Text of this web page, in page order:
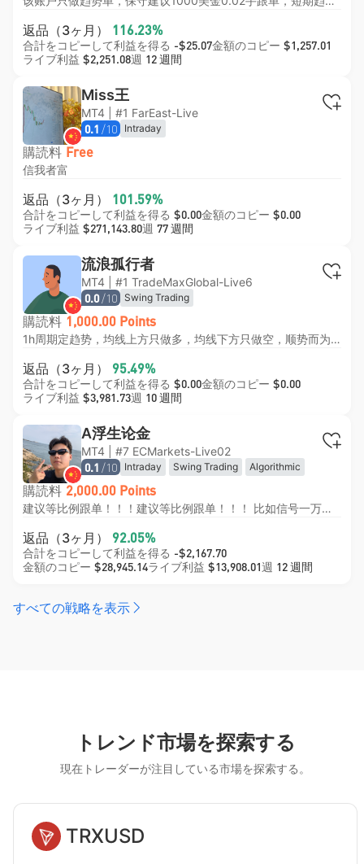
返品（3ヶ月） 116.23%
合計をコピーして利益を得る -$25.07金額のコピー $1,257.01
ライブ利益 $2,251.08週 12 週間
Miss王
MT4 | #1 FarEast-Live
0.1 /10 Intraday
購読料 Free
信我者富
返品（3ヶ月） 101.59%
合計をコピーして利益を得る $0.00金額のコピー $0.00
ライブ利益 $271,143.80週 77 週間
流浪孤行者
MT4 | #1 TradeMaxGlobal-Live6
0.0 /10 Swing Trading
購読料 1,000.00 Points
1h周期定趋势，均线上方只做多，均线下方只做空，顺势而为， 5分钟周期顺势做单，每单必带止损。 回撤小，收益率比较均衡。
返品（3ヶ月） 95.49%
合計をコピーして利益を得る $0.00金額のコピー $0.00
ライブ利益 $3,981.73週 10 週間
A浮生论金
MT4 | #7 ECMarkets-Live02
0.1 /10 Intraday Swing Trading Algorithmic
購読料 2,000.00 Points
建议等比例跟单！！！建议等比例跟单！！！ 比如信号一万刀，订阅的号3000刀，设置成30%比例跟单！ 本信号采用日内短线改良轻仓马丁策略 以顺势轻仓开单为主，行情小幅反向波动时采用低倍数、限次数加仓摊薄均价，等待行情回归即整体止盈离场。 区别于传统高风险马丁，本策略严控仓位、限制最大加仓层数，回撤可控、胜率稳定，主打低风险、平稳复利。 策略容错率高、曲线平滑，适合长期稳健跟随。
返品（3ヶ月） 92.05%
合計をコピーして利益を得る -$2,167.70
金額のコピー $28,945.14ライブ利益 $13,908.01 週 12 週間
すべての戦略を表示
トレンド市場を探索する
現在トレーダーが注目している市場を探索する。
TRXUSD